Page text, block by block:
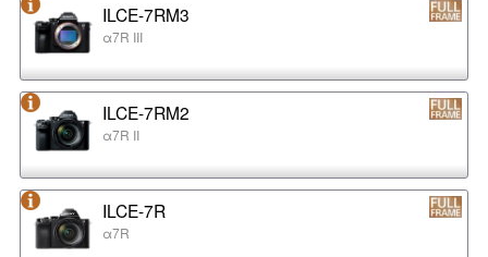
ILCE-7RM3
α7R III
ILCE-7RM2
α7R II
ILCE-7R
α7R